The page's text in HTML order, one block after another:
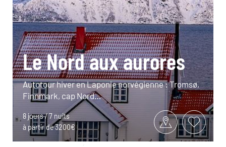
Le Nord aux aurores
Autotour hiver en Laponie norvégienne : Tromsø,
Finnmark, cap Nord…
8 jours / 7 nuits
à partir de 3200€